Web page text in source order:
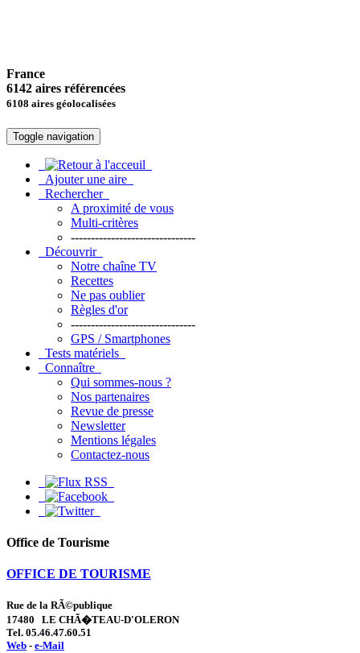
France
6142 aires référencées
6108 aires géolocalisées
Toggle navigation
Ajouter une aire
Rechercher
A proximité de vous
Multi-critères
-------------------------------
Découvrir
Notre chaîne TV
Recettes
Ne pas oublier
Règles d'or
-------------------------------
GPS / Smartphones
Tests matériels
Connaître
Qui sommes-nous ?
Nos partenaires
Revue de presse
Newsletter
Mentions légales
Contactez-nous
Office de Tourisme
OFFICE DE TOURISME
Rue de la RÃ©publique
17480 LE CHÃ�TEAU-D'OLERON
Tel. 05.46.47.60.51
Web - e-Mail